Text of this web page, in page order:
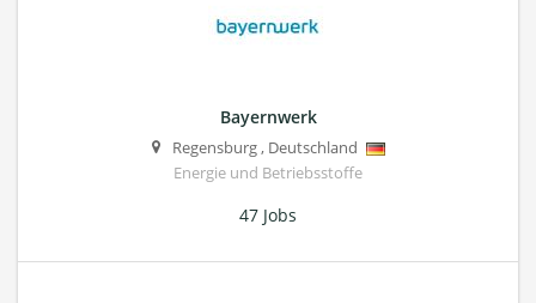
Bayernwerk
Regensburg, Deutschland
Energie und Betriebsstoffe
47 Jobs